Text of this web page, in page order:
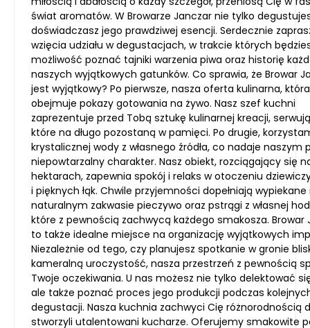
świat aromatów. W Browarze Janczar nie tylko
doświadczasz jego prawdziwej esencji. Serdecznie
wzięcia udziału w degustacjach, w trakcie których
możliwość poznać tajniki warzenia piwa oraz historię
naszych wyjątkowych gatunków. Co sprawia, że Browar
jest wyjątkowy? Po pierwsze, nasza oferta kulinarna, która
obejmuje pokazy gotowania na żywo. Nasz szef kuchni
zaprezentuje przed Tobą sztukę kulinarnej kreacji,
które na długo pozostaną w pamięci. Po drugie,
krystalicznej wody z własnego źródła, co nadaje naszym
niepowtarzalny charakter. Nasz obiekt, rozciągający się
hektarach, zapewnia spokój i relaks w otoczeniu
i pięknych łąk. Chwile przyjemności dopełniają wypiekane
naturalnym zakwasie pieczywo oraz pstrągi z własnej
które z pewnością zachwycą każdego smakosza. Browar
to także idealne miejsce na organizację wyjątkowych
Niezależnie od tego, czy planujesz spotkanie w gronie
kameralną uroczystość, nasza przestrzeń z pewnością
Twoje oczekiwania. U nas możesz nie tylko delektować
ale także poznać proces jego produkcji podczas
degustacji. Nasza kuchnia zachwyci Cię różnorodnością
stworzyli utalentowani kucharze. Oferujemy smakowite